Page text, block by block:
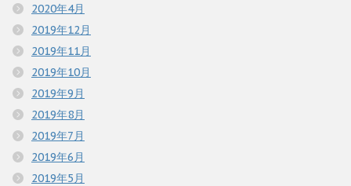
2020年4月
2019年12月
2019年11月
2019年10月
2019年9月
2019年8月
2019年7月
2019年6月
2019年5月